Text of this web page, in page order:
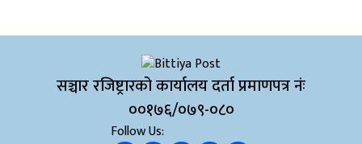
सञ्चार रजिष्ट्रारको कार्यालय दर्ता प्रमाणपत्र नंः
००१७६/०७९-०८०
Follow Us: